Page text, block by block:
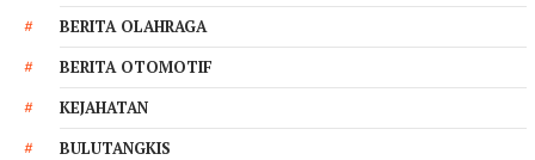
BERITA OLAHRAGA
BERITA OTOMOTIF
KEJAHATAN
BULUTANGKIS